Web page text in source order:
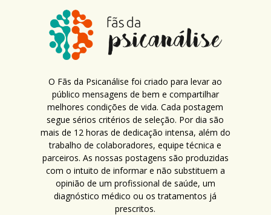
O Fãs da Psicanálise foi criado para levar ao
público mensagens de bem e compartilhar
melhores condições de vida. Cada postagem
segue sérios critérios de seleção. Por dia são
mais de 12 horas de dedicação intensa, além do
trabalho de colaboradores, equipe técnica e
parceiros. As nossas postagens são produzidas
com o intuito de informar e não substituem a
opinião de um profissional de saúde, um
diagnóstico médico ou os tratamentos já
prescritos.